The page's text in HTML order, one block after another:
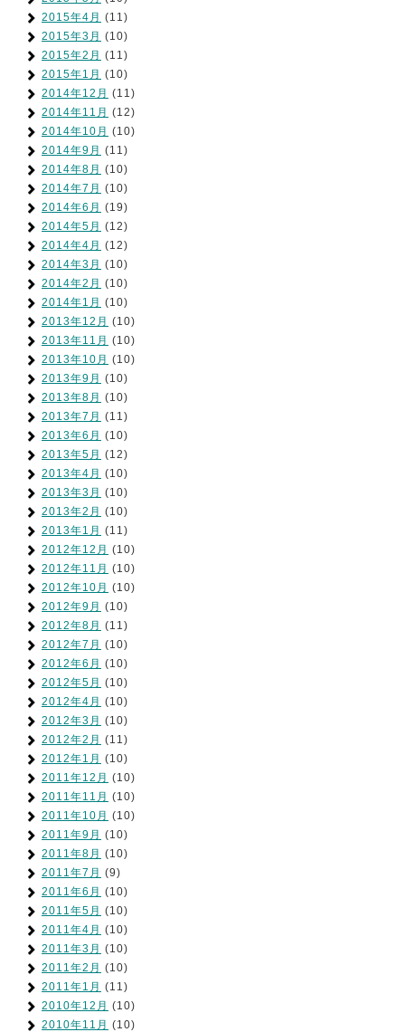
2015年4月 (11)
2015年3月 (10)
2015年2月 (11)
2015年1月 (10)
2014年12月 (11)
2014年11月 (12)
2014年10月 (10)
2014年9月 (11)
2014年8月 (10)
2014年7月 (10)
2014年6月 (19)
2014年5月 (12)
2014年4月 (12)
2014年3月 (10)
2014年2月 (10)
2014年1月 (10)
2013年12月 (10)
2013年11月 (10)
2013年10月 (10)
2013年9月 (10)
2013年8月 (10)
2013年7月 (11)
2013年6月 (10)
2013年5月 (12)
2013年4月 (10)
2013年3月 (10)
2013年2月 (10)
2013年1月 (11)
2012年12月 (10)
2012年11月 (10)
2012年10月 (10)
2012年9月 (10)
2012年8月 (11)
2012年7月 (10)
2012年6月 (10)
2012年5月 (10)
2012年4月 (10)
2012年3月 (10)
2012年2月 (11)
2012年1月 (10)
2011年12月 (10)
2011年11月 (10)
2011年10月 (10)
2011年9月 (10)
2011年8月 (10)
2011年7月 (9)
2011年6月 (10)
2011年5月 (10)
2011年4月 (10)
2011年3月 (10)
2011年2月 (10)
2011年1月 (11)
2010年12月 (10)
2010年11月 (10)